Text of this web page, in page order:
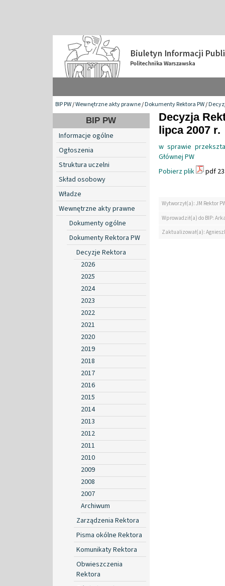
BIP PW/Wewnętrzne akty prawne/Dokumenty Rektora PW/
BIP PW
Informacje ogólne
Ogłoszenia
Struktura uczelni
Skład osobowy
Władze
Wewnętrzne akty prawne
Dokumenty ogólne
Dokumenty Rektora PW
Decyzje Rektora
2026
2025
2024
2023
2022
2021
2020
2019
2018
2017
2016
2015
2014
2013
2012
2011
2010
2009
2008
2007
Archiwum
Zarządzenia Rektora
Pisma okólne Rektora
Komunikaty Rektora
Obwieszczenia
Rektora
Decyzja
lipca 2007 r.
w sprawie
Głównej PW
Pobierz plik
pdf
Wytworzył(a): JM Rektor
Wprowadził(a) do BIP:
Zaktualizował(a):